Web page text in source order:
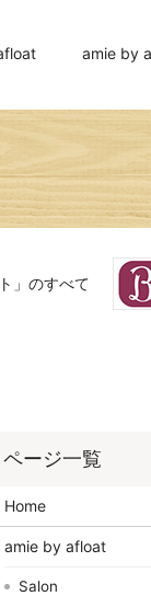
amie by
」のすべて
Home
amie by afloat
Salon